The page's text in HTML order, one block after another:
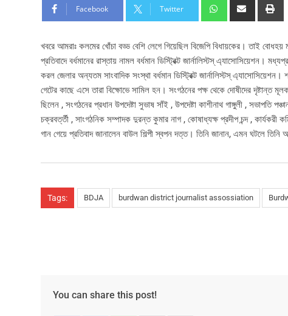
Facebook Twitter
খবরে আমরাঃ কলমের খোঁচা বড্ড বেশি লেগে গিয়েছিল বিজেপি বিধায়কের। তাই
প্রতিবাদে বর্ধমানের রাস্তায় নামল বর্ধমান ডিস্ট্রিক্ট জার্নালিস্টস্ এ্যাসোসিয়েশন।
করল জেলার অন্যতম সাংবাদিক সংস্থা বর্ধমান ডিস্ট্রিক্ট জার্নালিস্টস্ এ্যাসোসিয়েশন।
গেটের কাছে এসে তারা বিক্ষোভে সামিল হন। সংগঠনের পক্ষ থেকে দোষীদের দৃষ্টান্ত
ছিলেন , সংগঠনের প্রধান উপদেষ্টা সুভাষ সাঁই , উপদেষ্টা কাশীনাথ গাঙ্গুলী , সভাপতি
চক্রবর্ত্তী , সাংগঠনিক সম্পাদক দুরন্ত কুমার নাগ , কোষাধ্যক্ষ প্রদীপ চন্দ , কার্যকরী
গান গেয়ে প্রতিবাদ জানালেন বাউল শিল্পী স্বপন দত্ত। তিনি জানান, এমন ঘটলে তিনি
Tags: BDJA burdwan district journalist assossiation
You can share this post!